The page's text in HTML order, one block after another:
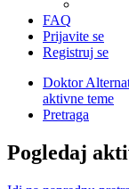
FAQ
Prijavite se
Registruj se
Doktor
aktivne teme
Pretraga
Pogledaj